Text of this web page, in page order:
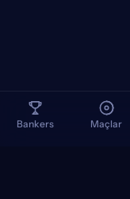
Bankers Maçlar